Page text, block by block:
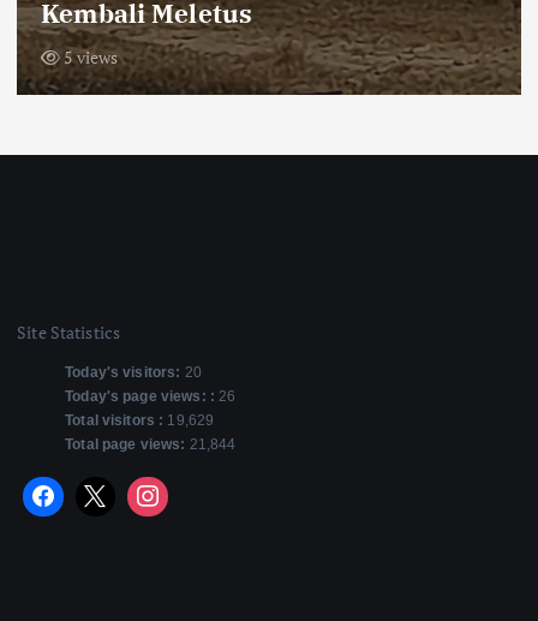
Pentingnya Amal Saleh
4 views
Site Statistics
Today's visitors: 20
Today's page views: : 26
Total visitors : 19,629
Total page views: 21,844